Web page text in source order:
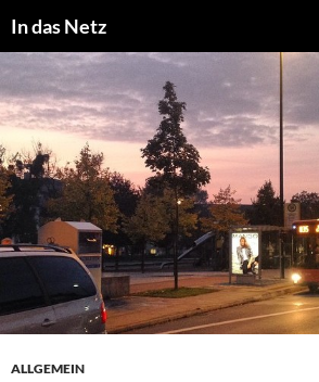
Inhalt
springen
In das Netz
ALLGEMEIN